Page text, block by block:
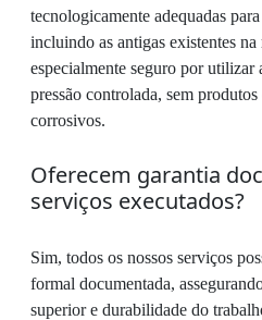
tecnologicamente adequadas
incluindo as antigas existentes
especialmente seguro por utilizar
pressão controlada, sem
corrosivos.
Oferecem garantia
serviços executados?
Sim, todos os nossos serviços
formal documentada,
superior e durabilidade do